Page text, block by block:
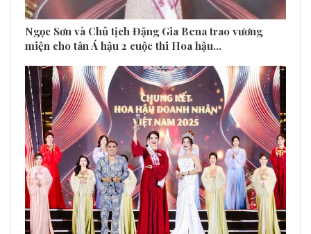
Ngọc Sơn và Chủ tịch Đặng Gia Bena trao vương
miện cho tân Á hậu 2 cuộc thi Hoa hậu…